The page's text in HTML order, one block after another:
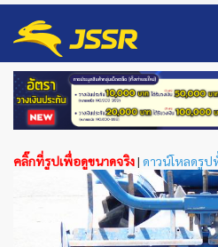
คลิ๊กที่รูปเพื่อดูขนาดจริง| ดาวน์โหลดรูป